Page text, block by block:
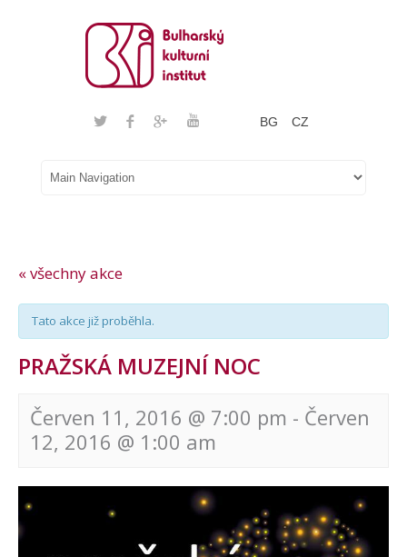
BG CZ
« všechny akce
Tato akce již proběhla.
PRAŽSKÁ MUZEJNÍ NOC
Červen 11, 2016 @ 7:00 pm - Červen
12, 2016 @ 1:00 am
Navigace
pro
akce